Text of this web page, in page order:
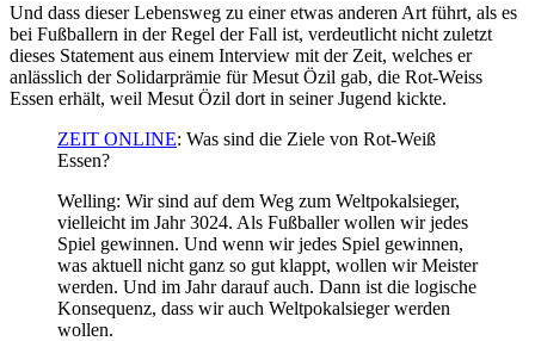
Und dass dieser Lebensweg zu einer etwas anderen Art führt, als es
bei Fußballern in der Regel der Fall ist, verdeutlicht nicht zuletzt
dieses Statement aus einem Interview mit der Zeit, welches er
anlässlich der Solidarprämie für Mesut Özil gab, die Rot-Weiss
Essen erhält, weil Mesut Özil dort in seiner Jugend kickte.
ZEIT ONLINE: Was sind die Ziele von Rot-Weiß
Essen?
Welling: Wir sind auf dem Weg zum Weltpokalsieger,
vielleicht im Jahr 3024. Als Fußballer wollen wir jedes
Spiel gewinnen. Und wenn wir jedes Spiel gewinnen,
was aktuell nicht ganz so gut klappt, wollen wir Meister
werden. Und im Jahr darauf auch. Dann ist die logische
Konsequenz, dass wir auch Weltpokalsieger werden
wollen.